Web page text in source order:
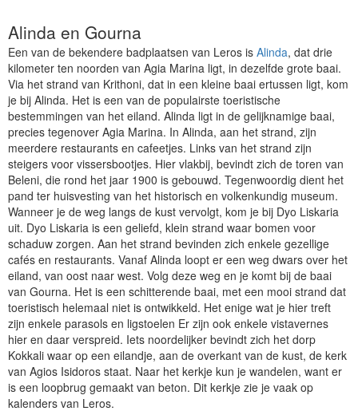
Alinda en Gourna
Een van de bekendere badplaatsen van Leros is Alinda, dat drie
kilometer ten noorden van Agia Marina ligt, in dezelfde grote baai.
Via het strand van Krithoni, dat in een kleine baai ertussen ligt, kom
je bij Alinda. Het is een van de populairste toeristische
bestemmingen van het eiland. Alinda ligt in de gelijknamige baai,
precies tegenover Agia Marina. In Alinda, aan het strand, zijn
meerdere restaurants en cafeetjes. Links van het strand zijn
steigers voor vissersbootjes. Hier vlakbij, bevindt zich de toren van
Beleni, die rond het jaar 1900 is gebouwd. Tegenwoordig dient het
pand ter huisvesting van het historisch en volkenkundig museum.
Wanneer je de weg langs de kust vervolgt, kom je bij Dyo Liskaria
uit. Dyo Liskaria is een geliefd, klein strand waar bomen voor
schaduw zorgen. Aan het strand bevinden zich enkele gezellige
cafés en restaurants. Vanaf Alinda loopt er een weg dwars over het
eiland, van oost naar west. Volg deze weg en je komt bij de baai
van Gourna. Het is een schitterende baai, met een mooi strand dat
toeristisch helemaal niet is ontwikkeld. Het enige wat je hier treft
zijn enkele parasols en ligstoelen Er zijn ook enkele vistavernes
hier en daar verspreid. Iets noordelijker bevindt zich het dorp
Kokkali waar op een eilandje, aan de overkant van de kust, de kerk
van Agios Isidoros staat. Naar het kerkje kun je wandelen, want er
is een loopbrug gemaakt van beton. Dit kerkje zie je vaak op
kalenders van Leros.